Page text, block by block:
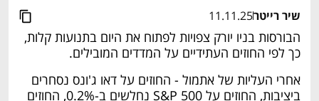
שיר רייטר11.11.25
כך לפי החוזים העתידיים על המדדים המובילים.